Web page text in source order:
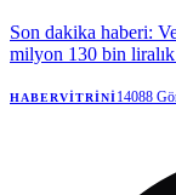
Son dakika haberi:
milyon 130 bin liralık
HABERVITRINI14088